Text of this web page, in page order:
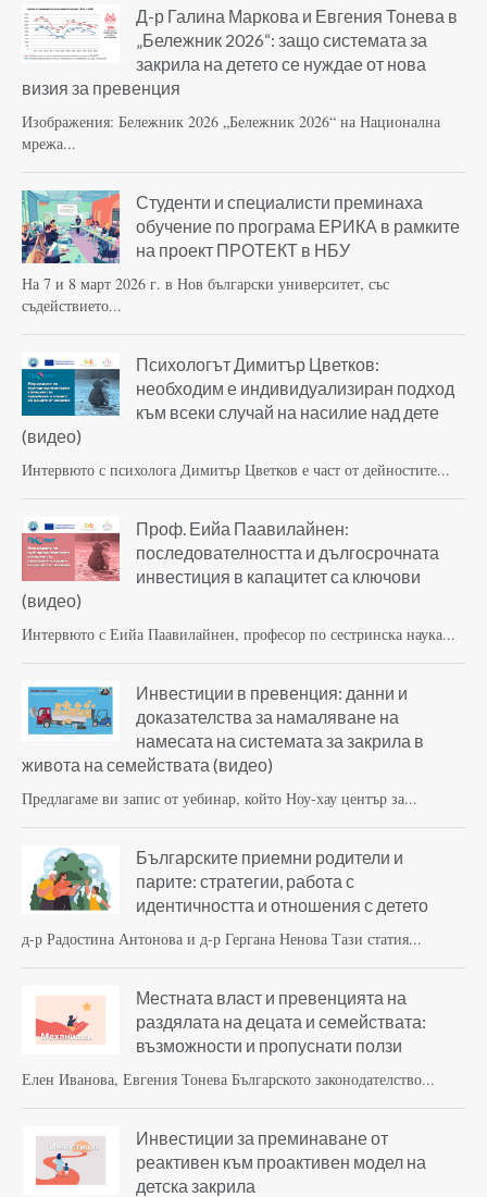
Д-р Галина Маркова и Евгения Тонева в
„Бележник 2026“: защо системата за
закрила на детето се нуждае от нова
визия за превенция
Изображения: Бележник 2026 „Бележник 2026“ на Национална
мрежа...
Студенти и специалисти преминаха
обучение по програма ЕРИКА в рамките
на проект ПРОТЕКТ в НБУ
На 7 и 8 март 2026 г. в Нов български университет, със
съдействието...
Психологът Димитър Цветков:
необходим е индивидуализиран подход
към всеки случай на насилие над дете
(видео)
Интервюто с психолога Димитър Цветков е част от дейностите...
Проф. Еийа Паавилайнен:
последователността и дългосрочната
инвестиция в капацитет са ключови
(видео)
Интервюто с Еийа Паавилайнен, професор по сестринска наука...
Инвестиции в превенция: данни и
доказателства за намаляване на
намесата на системата за закрила в
живота на семействата (видео)
Предлагаме ви запис от уебинар, който Ноу-хау център за...
Българските приемни родители и
парите: стратегии, работа с
идентичността и отношения с детето
д-р Радостина Антонова и д-р Гергана Ненова Тази статия...
Местната власт и превенцията на
раздялата на децата и семействата:
възможности и пропуснати ползи
Елен Иванова, Евгения Тонева Българското законодателство...
Инвестиции за преминаване от
реактивен към проактивен модел на
детска закрила